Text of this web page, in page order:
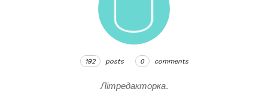
192 posts 0 comments
Літредакторка.